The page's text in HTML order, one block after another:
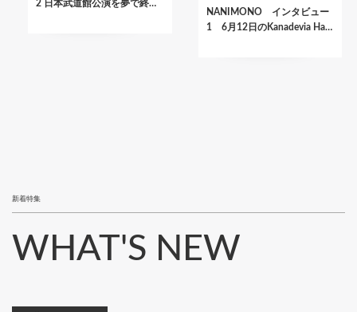
2 日本武道館公演を夢で終…
NANIMONO インタビュー
1 6月12日のKanadevia Ha…
新着特集
WHAT'S NEW